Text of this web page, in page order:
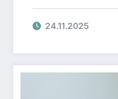
ефективну
24.11.2025